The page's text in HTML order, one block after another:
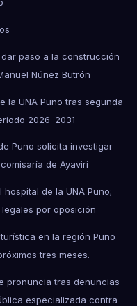
paso a la construcción
Núñez Butrón
la UNA Puno tras segunda
2026–2031
Puno solicita investigar
de Ayaviri
hospital de la UNA Puno;
por oposición
en la región Puno
tres meses.
pronuncia tras denuncias
especializada contra